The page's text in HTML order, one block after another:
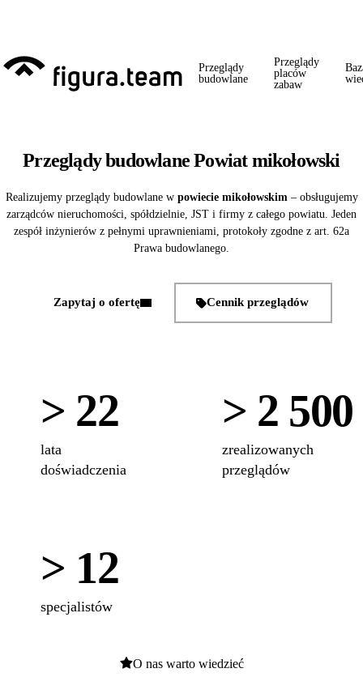
Przeglądy
budowlane
Przeglądy
placów
zabaw
Przeglądy budowlane Powiat mikołowski
Realizujemy przeglądy budowlane w powiecie mikołowskim – obsługujemy
zarządców nieruchomości, spółdzielnie, JST i firmy z całego powiatu. Jeden
zespół inżynierów z pełnymi uprawnieniami, protokoły zgodne z art. 62a
Prawa budowlanego.
Zapytaj o ofertę Cennik przeglądów
> 22
lata
doświadczenia
> 2 500
zrealizowanych
przeglądów
> 12
specjalistów
O nas warto wiedzieć